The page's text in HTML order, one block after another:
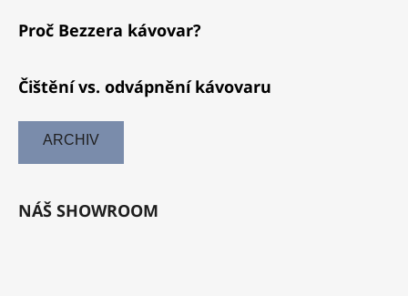
Proč Bezzera kávovar?
Čištění vs. odvápnění kávovaru
ARCHIV
NÁŠ SHOWROOM